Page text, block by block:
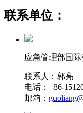
联系单位：
应急管理部国
联系人：郭亮
电话：+86-
邮箱：